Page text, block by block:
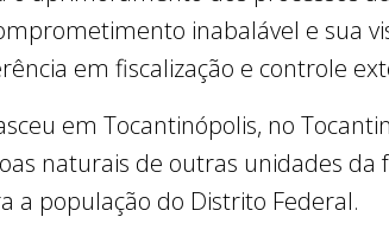
inabalável e sua
em fiscalização e controle
em Tocantinópolis, no
naturais de outras unidades
a população do Distrito Federal.